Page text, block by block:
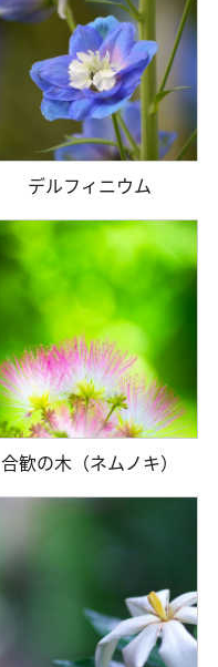
デルフィニウム
合歓の木（ネムノキ）